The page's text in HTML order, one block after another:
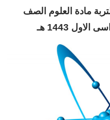
مادة العلوم الصف
1443 هـ